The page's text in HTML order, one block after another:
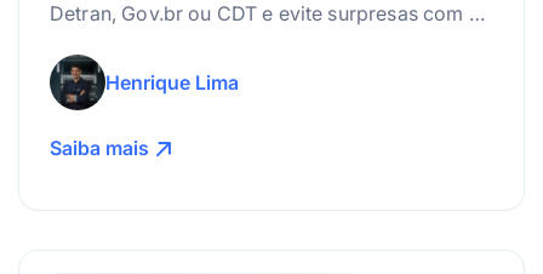
Detran, Gov.br ou CDT e evite surpresas com a
Henrique Lima
Saiba mais